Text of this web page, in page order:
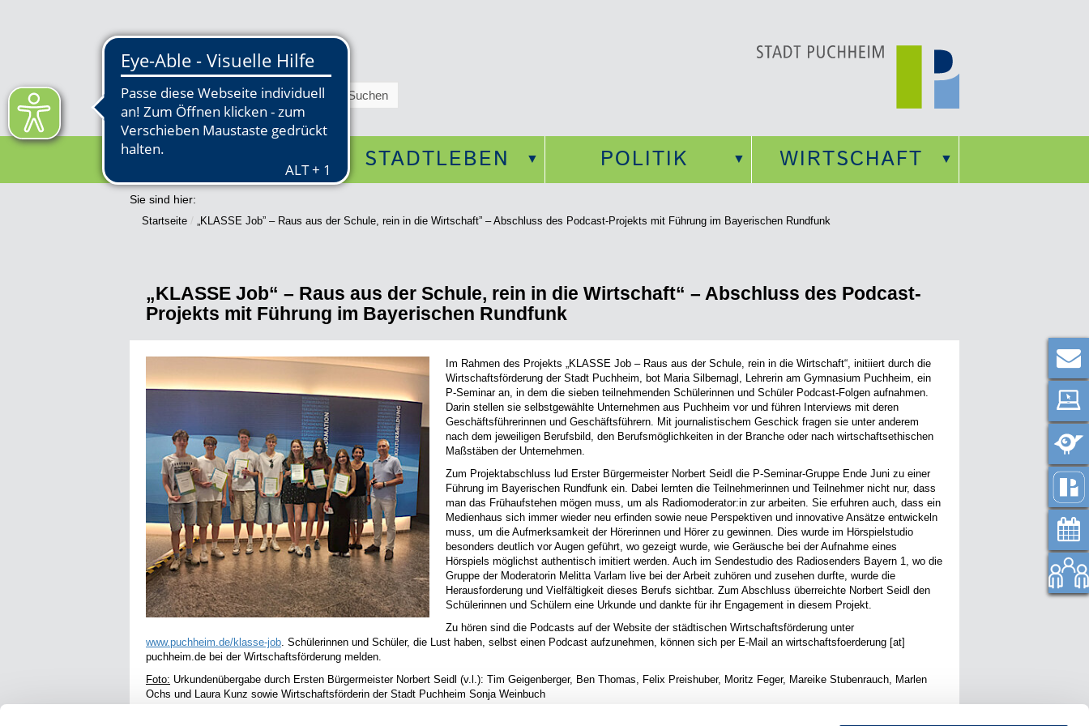
STADTLEBEN POLITIK WIRTSCHAFT
Sie sind hier:
Startseite „KLASSE Job” – Raus aus der Schule, rein in die Wirtschaft” – Abschluss des Podcast-Projekts mit Führung im Bayerischen Rundfunk
„KLASSE Job“ – Raus aus der Schule, rein in die Wirtschaft“ – Abschluss des Podcast-
Projekts mit Führung im Bayerischen Rundfunk
Im Rahmen des Projekts „KLASSE Job – Raus aus der Schule, rein in die Wirtschaft“, initiiert durch die
Wirtschaftsförderung der Stadt Puchheim, bot Maria Silbernagl, Lehrerin am Gymnasium Puchheim, ein
P-Seminar an, in dem die sieben teilnehmenden Schülerinnen und Schüler Podcast-Folgen aufnahmen.
Darin stellen sie selbstgewählte Unternehmen aus Puchheim vor und führen Interviews mit deren
Geschäftsführerinnen und Geschäftsführern. Mit journalistischem Geschick fragen sie unter anderem
nach dem jeweiligen Berufsbild, den Berufsmöglichkeiten in der Branche oder nach wirtschaftsethischen
Maßstäben der Unternehmen.
Zum Projektabschluss lud Erster Bürgermeister Norbert Seidl die P-Seminar-Gruppe Ende Juni zu einer
Führung im Bayerischen Rundfunk ein. Dabei lernten die Teilnehmerinnen und Teilnehmer nicht nur, dass
man das Frühaufstehen mögen muss, um als Radiomoderator:in zur arbeiten. Sie erfuhren auch, dass ein
Medienhaus sich immer wieder neu erfinden sowie neue Perspektiven und innovative Ansätze entwickeln
muss, um die Aufmerksamkeit der Hörerinnen und Hörer zu gewinnen. Dies wurde im Hörspielstudio
besonders deutlich vor Augen geführt, wo gezeigt wurde, wie Geräusche bei der Aufnahme eines
Hörspiels möglichst authentisch imitiert werden. Auch im Sendestudio des Radiosenders Bayern 1, wo die
Gruppe der Moderatorin Melitta Varlam live bei der Arbeit zuhören und zusehen durfte, wurde die
Herausforderung und Vielfältigkeit dieses Berufs sichtbar. Zum Abschluss überreichte Norbert Seidl den
Schülerinnen und Schülern eine Urkunde und dankte für ihr Engagement in diesem Projekt.
Zu hören sind die Podcasts auf der Website der städtischen Wirtschaftsförderung unter
www.puchheim.de/klasse-job. Schülerinnen und Schüler, die Lust haben, selbst einen Podcast aufzunehmen, können sich per E-Mail an wirtschaftsfoerderung [at]
puchheim.de bei der Wirtschaftsförderung melden.
Foto: Urkundenübergabe durch Ersten Bürgermeister Norbert Seidl (v.l.): Tim Geigenberger, Ben Thomas, Felix Preishuber, Moritz Feger, Mareike Stubenrauch, Marlen
Ochs und Laura Kunz sowie Wirtschaftsförderin der Stadt Puchheim Sonja Weinbuch